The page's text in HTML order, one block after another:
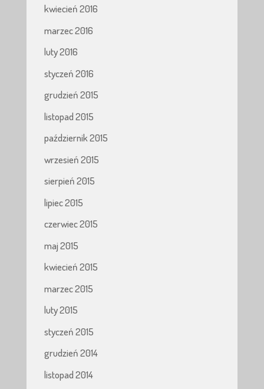
kwiecień 2016
marzec 2016
luty 2016
styczeń 2016
grudzień 2015
listopad 2015
październik 2015
wrzesień 2015
sierpień 2015
lipiec 2015
czerwiec 2015
maj 2015
kwiecień 2015
marzec 2015
luty 2015
styczeń 2015
grudzień 2014
listopad 2014